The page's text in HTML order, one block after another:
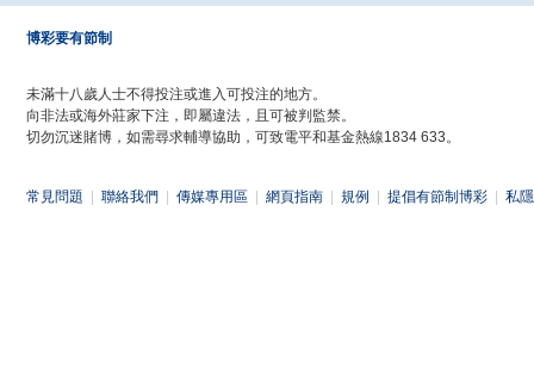
博彩要有節制
未滿十八歲人士不得投注或進入可投注的地方。
向非法或海外莊家下注，即屬違法，且可被判監禁。
切勿沉迷賭博，如需尋求輔導協助，可致電平和基金熱線1834 633。
常見問題 聯絡我們 傳媒專用區 網頁指南 規例 提倡有節制博彩 私